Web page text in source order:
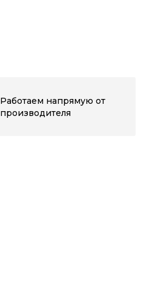
Работаем напрямую от
производителя